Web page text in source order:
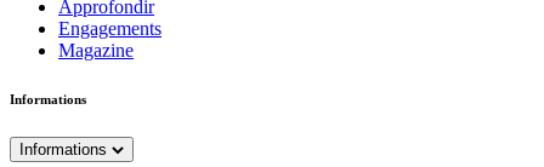
Approfondir
Engagements
Magazine
Informations
Informations